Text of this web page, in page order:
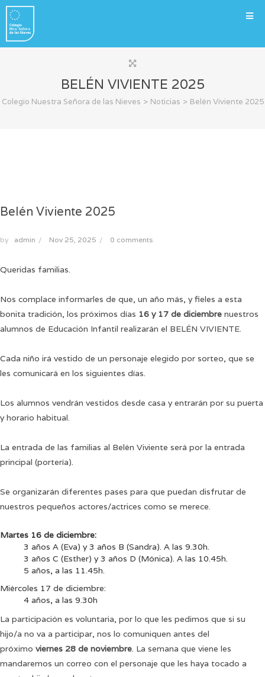
BELÉN VIVIENTE 2025
Colegio Nuestra Señora de las Nieves > Noticias > Belén Viviente 2025
Belén Viviente 2025
by admin / Nov 25, 2025 / 0 comments
Queridas familias.
Nos complace informarles de que, un año más, y fieles a esta
bonita tradición, los próximos días 16 y 17 de diciembre nuestros
alumnos de Educación Infantil realizarán el BELÉN VIVIENTE.
Cada niño irá vestido de un personaje elegido por sorteo, que se
les comunicará en los siguientes días.
Los alumnos vendrán vestidos desde casa y entrarán por su puerta
y horario habitual.
La entrada de las familias al Belén Viviente será por la entrada
principal (portería).
Se organizarán diferentes pases para que puedan disfrutar de
nuestros pequeños actores/actrices como se merece.
Martes 16 de diciembre:
3 años A (Eva) y 3 años B (Sandra). A las 9.30h.
3 años C (Esther) y 3 años D (Mónica). A las 10.45h.
5 años, a las 11.45h.
Miércoles 17 de diciembre:
4 años, a las 9.30h
La participación es voluntaria, por lo que les pedimos que si su
hijo/a no va a participar, nos lo comuniquen antes del
próximo viernes 28 de noviembre. La semana que viene les
mandaremos un correo con el personaje que les haya tocado a